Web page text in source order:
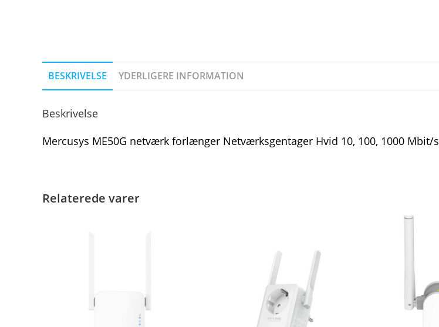
BESKRIVELSE YDERLIGERE INFORMATION
Beskrivelse
Mercusys ME50G netværk forlænger Netværksgentager Hvid 10, 100, 1000 Mbit/s
Relaterede varer